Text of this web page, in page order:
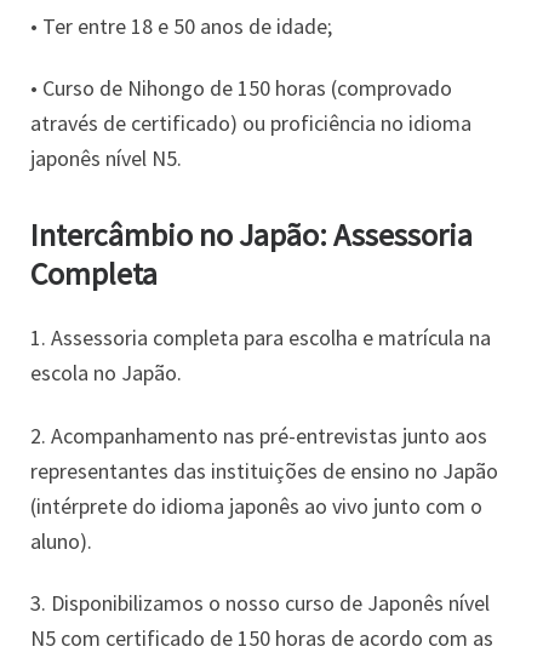
• Ter entre 18 e 50 anos de idade;
• Curso de Nihongo de 150 horas (comprovado
através de certificado) ou proficiência no idioma
japonês nível N5.
Intercâmbio no Japão: Assessoria
Completa
1. Assessoria completa para escolha e matrícula na
escola no Japão.
2. Acompanhamento nas pré-entrevistas junto aos
representantes das instituições de ensino no Japão
(intérprete do idioma japonês ao vivo junto com o
aluno).
3. Disponibilizamos o nosso curso de Japonês nível
N5 com certificado de 150 horas de acordo com as